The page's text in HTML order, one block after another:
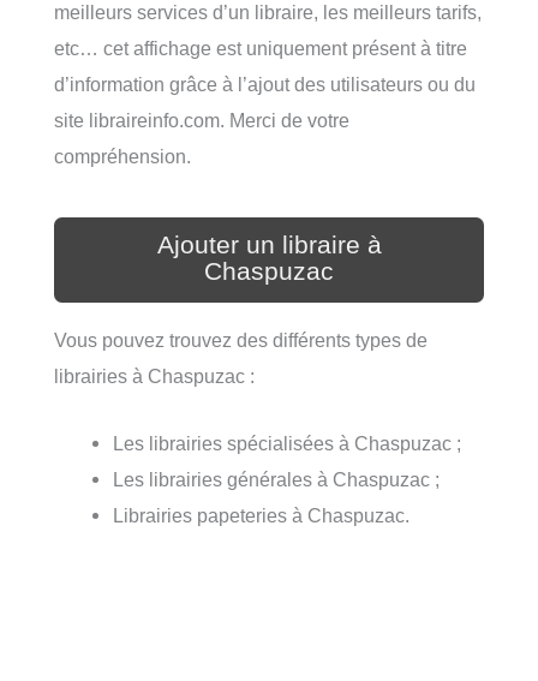
meilleurs services d’un libraire, les meilleurs tarifs,
etc… cet affichage est uniquement présent à titre
d’information grâce à l’ajout des utilisateurs ou du
site libraireinfo.com. Merci de votre
compréhension.
Ajouter un libraire à
Chaspuzac
Vous pouvez trouvez des différents types de
librairies à Chaspuzac :
Les librairies spécialisées à Chaspuzac ;
Les librairies générales à Chaspuzac ;
Librairies papeteries à Chaspuzac.